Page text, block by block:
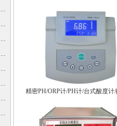
精密PH/ORP计/PH计/台式酸度计